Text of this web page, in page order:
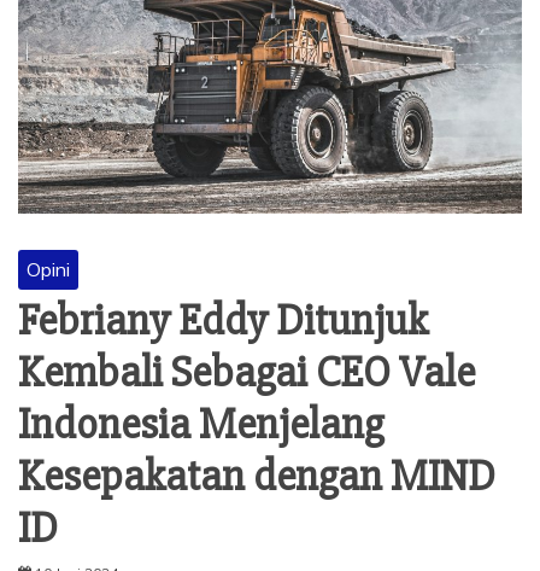
Opini
Febriany Eddy Ditunjuk
Kembali Sebagai CEO Vale
Indonesia Menjelang
Kesepakatan dengan MIND
ID